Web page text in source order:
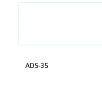
ADS-35